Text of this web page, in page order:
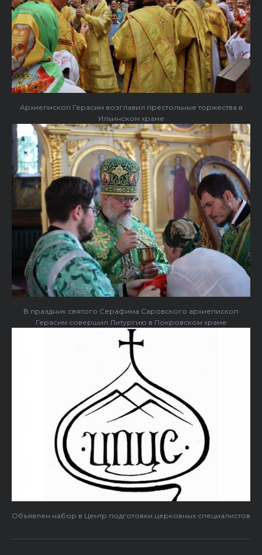
Архиепископ Герасим возглавил престольные торжества в
Ильинском храме
В праздник святого Серафима Саровского архиепископ
Герасим совершил Литургию в Покровском храме
Объявлен набор в Центр подготовки церковных специалистов